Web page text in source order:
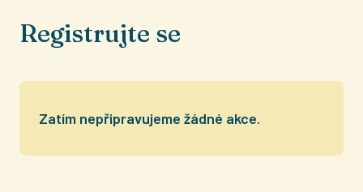
Registrujte se
Zatím nepřipravujeme žádné akce.